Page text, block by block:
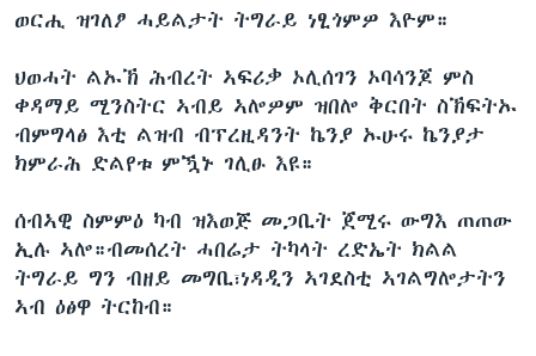
ወርሒ ዝገለፆ ሓይልታት ትግራይ ነፂጎምዎ እዮም።
ህወሓት ልኡኽ ሕብረት ኣፍሪቃ ኦሊሰገን ኦባሳንጆ ምስ
ቀዳማይ ሚንስትር ኣብይ ኣሎዎም ዝበሎ ቅርበት ስኽፍትኡ
ብምግላፅ እቲ ልዝብ ብፕረዚዳንት ኬንያ ኡሁሩ ኬንያታ
ክምራሕ ድልየቱ ምዃኑ ገሊፁ እዩ።
ሰብኣዊ ስምምዕ ካብ ዝእወጅ መጋቢት ጀሚሩ ውግእ ጠጠው
ኢሉ ኣሎ።ብመሰረት ሓበሬታ ትካላት ረድኤት ክልል
ትግራይ ግን ብዘይ መግቢ፣ነዳዲን ኣገደስቲ ኣገልግሎታትን
ኣብ ዕፅዋ ትርከብ።